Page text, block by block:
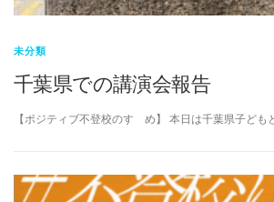
未分類
千葉県での講演会報告
【ポジティブ不登校のすゝめ】 本日は千葉県子ども